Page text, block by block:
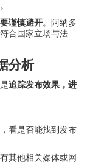
谨慎避开。阿纳多
合国家立场与法
分析
追踪发布效果，进
看是否能找到发布
其他相关媒体或网